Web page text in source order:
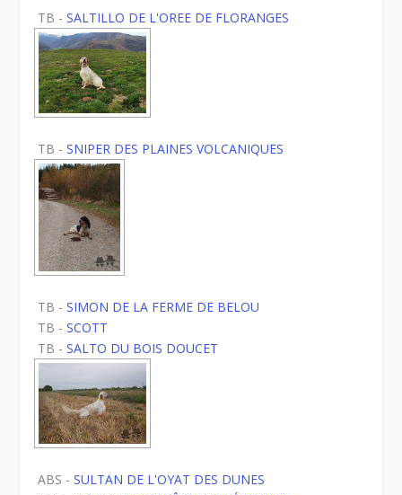
TB -SALTILLO DE L'OREE DE FLORANGES
TB -SNIPER DES PLAINES VOLCANIQUES
TB -SIMON DE LA FERME DE BELOU
TB -SCOTT
TB -SALTO DU BOIS DOUCET
ABS -SULTAN DE L'OYAT DES DUNES